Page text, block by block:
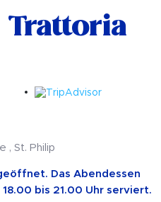
, St. Philip
Das Abendessen
bis 21.00 Uhr serviert.